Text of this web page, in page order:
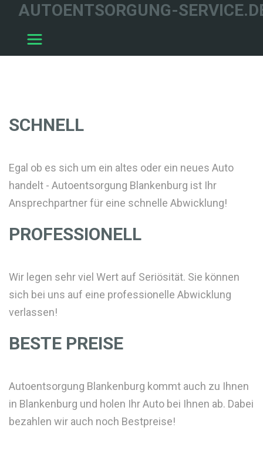
AUTOENTSORGUNG-
SCHNELL
Egal ob es sich um ein altes oder ein neues Auto
handelt - Autoentsorgung Blankenburg ist Ihr
Ansprechpartner für eine schnelle Abwicklung!
PROFESSIONELL
Wir legen sehr viel Wert auf Seriösität. Sie können
sich bei uns auf eine professionelle Abwicklung
verlassen!
BESTE PREISE
Autoentsorgung Blankenburg kommt auch zu Ihnen
in Blankenburg und holen Ihr Auto bei Ihnen ab. Dabei
bezahlen wir auch noch Bestpreise!